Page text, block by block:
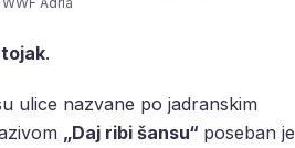
.
ulice nazvane po jadranskim
„Daj ribi šansu“ poseban je